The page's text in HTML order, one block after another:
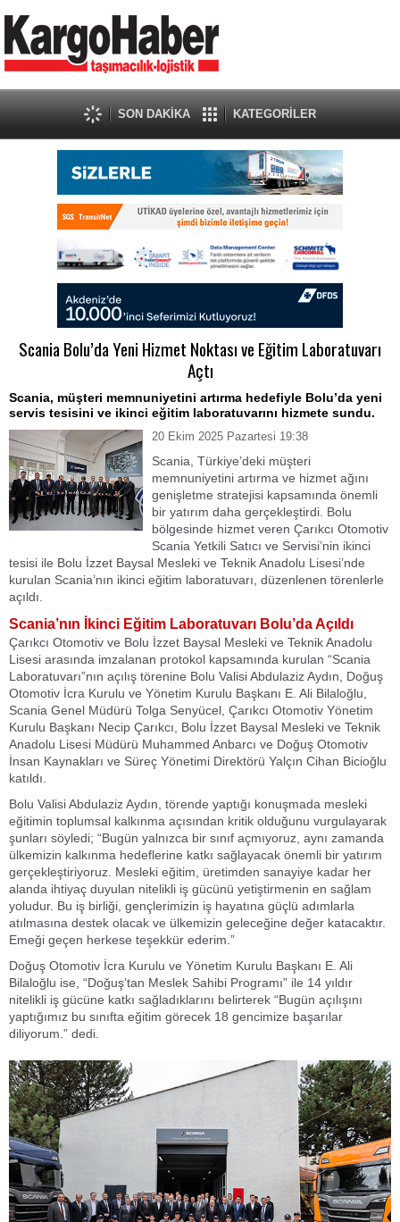
SON DAKİKA KATEGORİLER
Scania Bolu’da Yeni Hizmet Noktası ve Eğitim Laboratuvarı
Açtı
Scania, müşteri memnuniyetini artırma hedefiyle Bolu’da yeni
servis tesisini ve ikinci eğitim laboratuvarını hizmete sundu.
20 Ekim 2025 Pazartesi 19:38
Scania, Türkiye’deki müşteri
memnuniyetini artırma ve hizmet ağını
genişletme stratejisi kapsamında önemli
bir yatırım daha gerçekleştirdi. Bolu
bölgesinde hizmet veren Çarıkcı Otomotiv
Scania Yetkili Satıcı ve Servisi’nin ikinci
tesisi ile Bolu İzzet Baysal Mesleki ve Teknik Anadolu Lisesi’nde
kurulan Scania’nın ikinci eğitim laboratuvarı, düzenlenen törenlerle
açıldı.
Scania’nın İkinci Eğitim Laboratuvarı Bolu’da Açıldı
Çarıkcı Otomotiv ve Bolu İzzet Baysal Mesleki ve Teknik Anadolu
Lisesi arasında imzalanan protokol kapsamında kurulan “Scania
Laboratuvarı”nın açılış törenine Bolu Valisi Abdulaziz Aydın, Doğuş
Otomotiv İcra Kurulu ve Yönetim Kurulu Başkanı E. Ali Bilaloğlu,
Scania Genel Müdürü Tolga Senyücel, Çarıkcı Otomotiv Yönetim
Kurulu Başkanı Necip Çarıkcı, Bolu İzzet Baysal Mesleki ve Teknik
Anadolu Lisesi Müdürü Muhammed Anbarcı ve Doğuş Otomotiv
İnsan Kaynakları ve Süreç Yönetimi Direktörü Yalçın Cihan Bicioğlu
katıldı.
Bolu Valisi Abdulaziz Aydın, törende yaptığı konuşmada mesleki
eğitimin toplumsal kalkınma açısından kritik olduğunu vurgulayarak
şunları söyledi; “Bugün yalnızca bir sınıf açmıyoruz, aynı zamanda
ülkemizin kalkınma hedeflerine katkı sağlayacak önemli bir yatırım
gerçekleştiriyoruz. Mesleki eğitim, üretimden sanayiye kadar her
alanda ihtiyaç duyulan nitelikli iş gücünü yetiştirmenin en sağlam
yoludur. Bu iş birliği, gençlerimizin iş hayatına güçlü adımlarla
atılmasına destek olacak ve ülkemizin geleceğine değer katacaktır.
Emeği geçen herkese teşekkür ederim.”
Doğuş Otomotiv İcra Kurulu ve Yönetim Kurulu Başkanı E. Ali
Bilaloğlu ise, “Doğuş’tan Meslek Sahibi Programı” ile 14 yıldır
nitelikli iş gücüne katkı sağladıklarını belirterek “Bugün açılışını
yaptığımız bu sınıfta eğitim görecek 18 gencimize başarılar
diliyorum.” dedi.